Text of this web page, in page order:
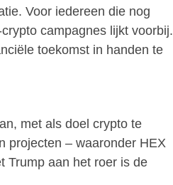
Voor iedereen die nog
campagnes lijkt voorbij.
toekomst in handen te
met als doel crypto te
projecten – waaronder HEX
Trump aan het roer is de